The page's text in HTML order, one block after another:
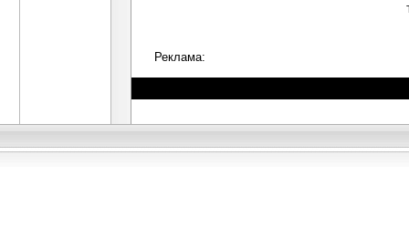
Реклама: